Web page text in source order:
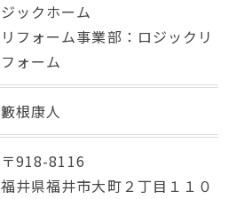
ジックホーム
リフォーム事業部：ロジックリ
フォーム
籔根康人
〒918-8116
福井県福井市大町２丁目１１０